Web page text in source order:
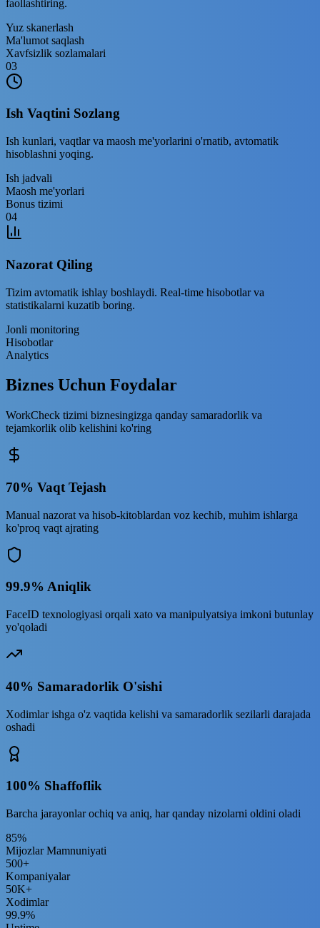
faollashtiring.
Yuz skanerlash
Ma'lumot saqlash
Xavfsizlik sozlamalari
03
Ish Vaqtini Sozlang
Ish kunlari, vaqtlar va maosh me'yorlarini o'rnatib, avtomatik
hisoblashni yoqing.
Ish jadvali
Maosh me'yorlari
Bonus tizimi
04
Nazorat Qiling
Tizim avtomatik ishlay boshlaydi. Real-time hisobotlar va
statistikalarni kuzatib boring.
Jonli monitoring
Hisobotlar
Analytics
Biznes Uchun Foydalar
WorkCheck tizimi biznesingizga qanday samaradorlik va
tejamkorlik olib kelishini ko'ring
70% Vaqt Tejash
Manual nazorat va hisob-kitoblardan voz kechib, muhim ishlarga
ko'proq vaqt ajrating
99.9% Aniqlik
FaceID texnologiyasi orqali xato va manipulyatsiya imkoni butunlay
yo'qoladi
40% Samaradorlik O'sishi
Xodimlar ishga o'z vaqtida kelishi va samaradorlik sezilarli darajada
oshadi
100% Shaffoflik
Barcha jarayonlar ochiq va aniq, har qanday nizolarni oldini oladi
85%
Mijozlar Mamnuniyati
500+
Kompaniyalar
50K+
Xodimlar
99.9%